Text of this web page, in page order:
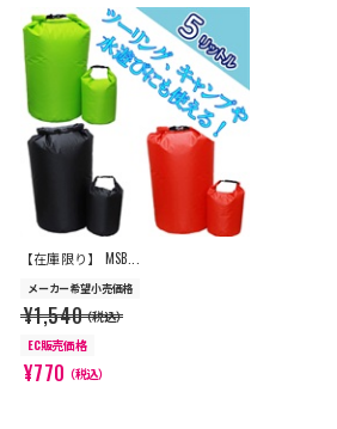
【在庫限り】 MSB...
メーカー希望小売価格
¥1,540（税込）
EC販売価格
¥770（税込）